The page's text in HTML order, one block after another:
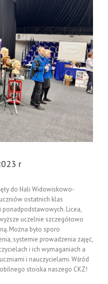
r
do Hali Widowiskowo-
ostatnich klas
Licea,
uczelnie szczegółowo
Można było sporo
systemie prowadzenia zajęć,
i ich wymaganiach a
i nauczycielami. Wśród
stoiska naszego CKZ!